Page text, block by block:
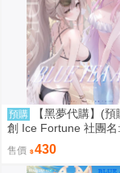
預購
【黑夢代購】(
創 Ice Fortune 社團名
繪師:Klee-on
售價 430